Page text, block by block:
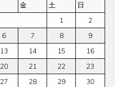
金 土
日
1
2
6 7 8
9
13 14 15
16
20 21 22
23
27 28 29
30